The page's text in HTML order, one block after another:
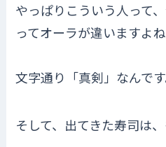
やっぱりこういう人って
ってオーラが違いますよね
文字通り「真剣」なんです
そして、出てきた寿司は、